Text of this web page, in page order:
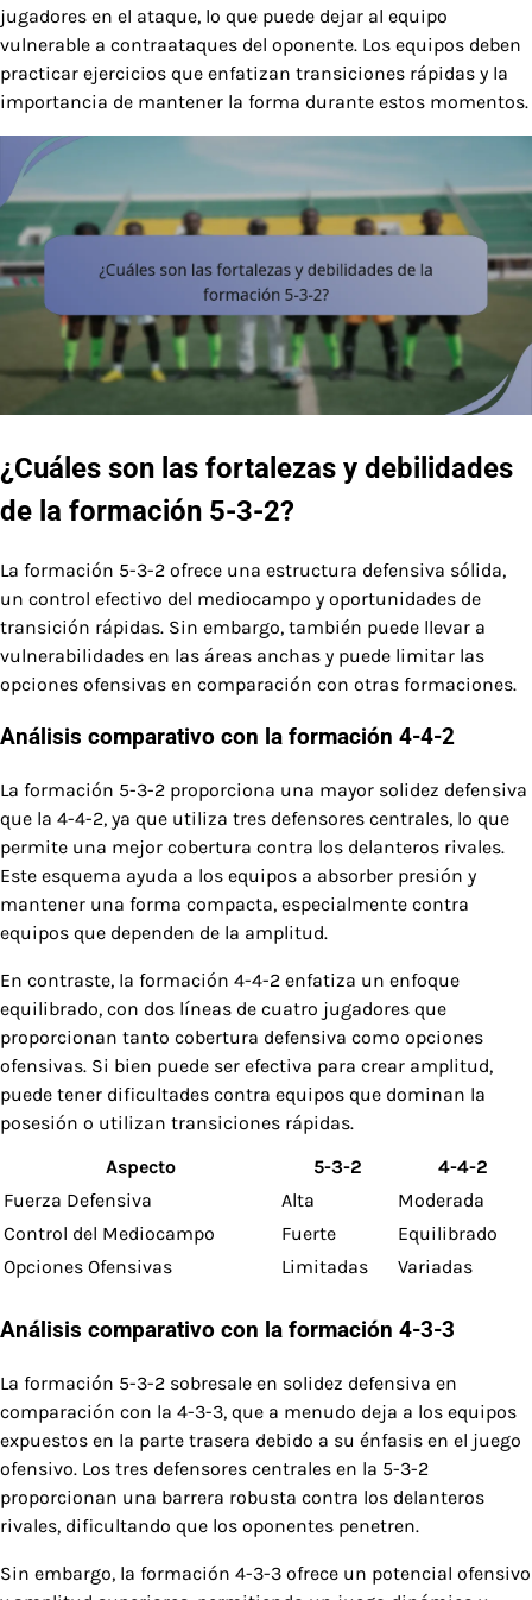
jugadores en el ataque, lo que puede dejar al equipo
vulnerable a contraataques del oponente. Los equipos deben
practicar ejercicios que enfatizan transiciones rápidas y la
importancia de mantener la forma durante estos momentos.
¿Cuáles son las fortalezas y debilidades
de la formación 5-3-2?
La formación 5-3-2 ofrece una estructura defensiva sólida,
un control efectivo del mediocampo y oportunidades de
transición rápidas. Sin embargo, también puede llevar a
vulnerabilidades en las áreas anchas y puede limitar las
opciones ofensivas en comparación con otras formaciones.
Análisis comparativo con la formación 4-4-2
La formación 5-3-2 proporciona una mayor solidez defensiva
que la 4-4-2, ya que utiliza tres defensores centrales, lo que
permite una mejor cobertura contra los delanteros rivales.
Este esquema ayuda a los equipos a absorber presión y
mantener una forma compacta, especialmente contra
equipos que dependen de la amplitud.
En contraste, la formación 4-4-2 enfatiza un enfoque
equilibrado, con dos líneas de cuatro jugadores que
proporcionan tanto cobertura defensiva como opciones
ofensivas. Si bien puede ser efectiva para crear amplitud,
puede tener dificultades contra equipos que dominan la
posesión o utilizan transiciones rápidas.
Aspecto
5-3-2
4-4-2
Fuerza Defensiva
Alta
Moderada
Control del Mediocampo
Fuerte
Equilibrado
Opciones Ofensivas
Limitadas Variadas
Análisis comparativo con la formación 4-3-3
La formación 5-3-2 sobresale en solidez defensiva en
comparación con la 4-3-3, que a menudo deja a los equipos
expuestos en la parte trasera debido a su énfasis en el juego
ofensivo. Los tres defensores centrales en la 5-3-2
proporcionan una barrera robusta contra los delanteros
rivales, dificultando que los oponentes penetren.
Sin embargo, la formación 4-3-3 ofrece un potencial ofensivo